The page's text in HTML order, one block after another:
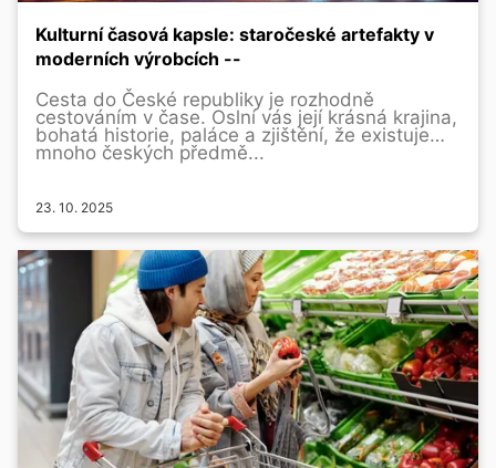
Kulturní časová kapsle: staročeské artefakty v
moderních výrobcích --
Cesta do České republiky je rozhodně
cestováním v čase. Oslní vás její krásná krajina,
bohatá historie, paláce a zjištění, že existuje
mnoho českých předmě...
23. 10. 2025